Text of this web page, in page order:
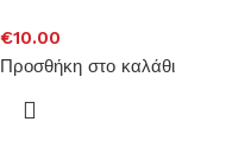
€10.00
Προσθήκη στο καλάθι